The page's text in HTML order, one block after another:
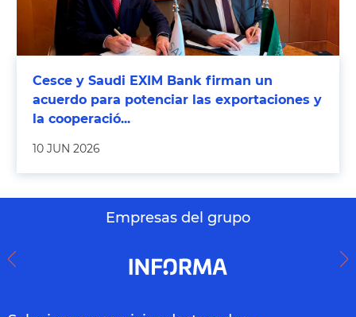
Cesce y Saudi EXIM Bank firman un
acuerdo para potenciar las exportaciones y
la cooperació...
10 JUN 2026
Empresas del grupo